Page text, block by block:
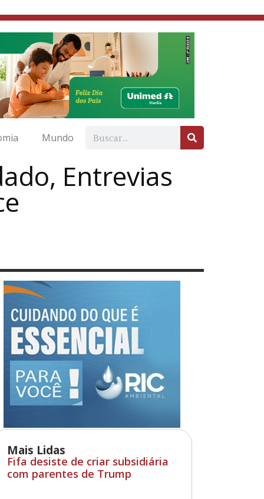
Mundo
Entrevias
Mais Lidas
Fifa desiste de criar subsidiária
com parentes de Trump